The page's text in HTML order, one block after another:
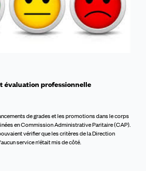
évaluation professionnelle
de grades et les promotions dans le corps
en Commission Administrative Paritaire (CAP).
vérifier que les critères de la Direction
service n'était mis de côté.